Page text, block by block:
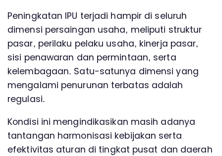
Peningkatan IPU terjadi hampir di seluruh
dimensi persaingan usaha, meliputi struktur
pasar, perilaku pelaku usaha, kinerja pasar,
sisi penawaran dan permintaan, serta
kelembagaan. Satu-satunya dimensi yang
mengalami penurunan terbatas adalah
regulasi.
Kondisi ini mengindikasikan masih adanya
tantangan harmonisasi kebijakan serta
efektivitas aturan di tingkat pusat dan daerah